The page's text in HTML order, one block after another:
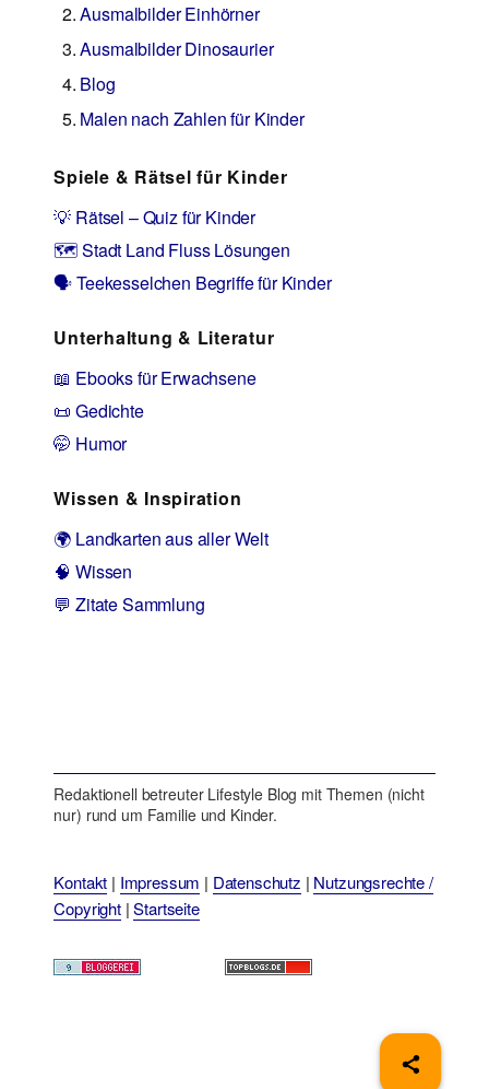
Ausmalbilder Einhörner
Ausmalbilder Dinosaurier
Blog
Malen nach Zahlen für Kinder
Spiele & Rätsel für Kinder
💡 Rätsel – Quiz für Kinder
🗺️ Stadt Land Fluss Lösungen
🗣️ Teekesselchen Begriffe für Kinder
Unterhaltung & Literatur
📖 Ebooks für Erwachsene
📜 Gedichte
🤭 Humor
Wissen & Inspiration
🌍 Landkarten aus aller Welt
🧠 Wissen
💬 Zitate Sammlung
Redaktionell betreuter Lifestyle Blog mit Themen (nicht
nur) rund um Familie und Kinder.
Kontakt | Impressum | Datenschutz | Nutzungsrechte /
Copyright|Startseite